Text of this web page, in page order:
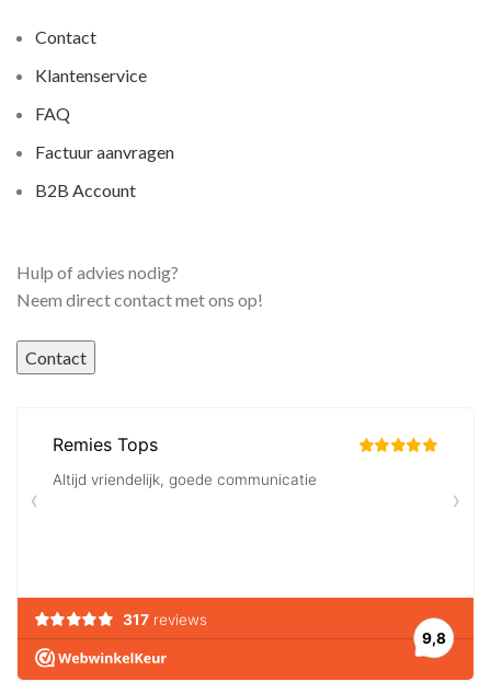
Contact
Klantenservice
FAQ
Factuur aanvragen
B2B Account
Hulp of advies nodig?
Neem direct contact met ons op!
Contact